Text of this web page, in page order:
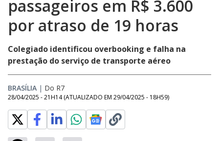
passageiros em R$ 3.600
por atraso de 19 horas
Colegiado identificou overbooking e falha na
prestação do serviço de transporte aéreo
BRASÍLIA | Do R7
28/04/2025 - 21H14 (ATUALIZADO EM 29/04/2025 - 18H59)